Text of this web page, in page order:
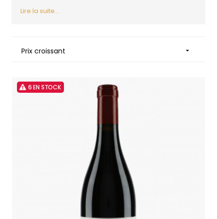
Lire la suite...
Prix croissant 
6 EN STOCK